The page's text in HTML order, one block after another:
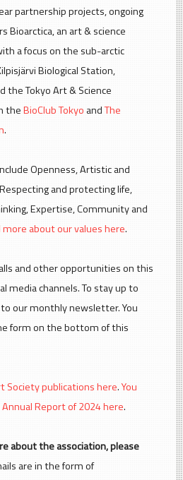
partnership projects, ongoing
Bioarctica, an art & science
a focus on the sub-arctic
Biological Station,
the Tokyo Art & Science
theBioClub Tokyo andThe
.
Openness, Artistic and
and protecting life,
Expertise, Community and
more about our values here.
and other opportunities on this
media channels. To stay up to
our monthly newsletter. You
form on the bottom of this
Society publications here.You
Report of 2024 here.
about the association, please
are in the form of